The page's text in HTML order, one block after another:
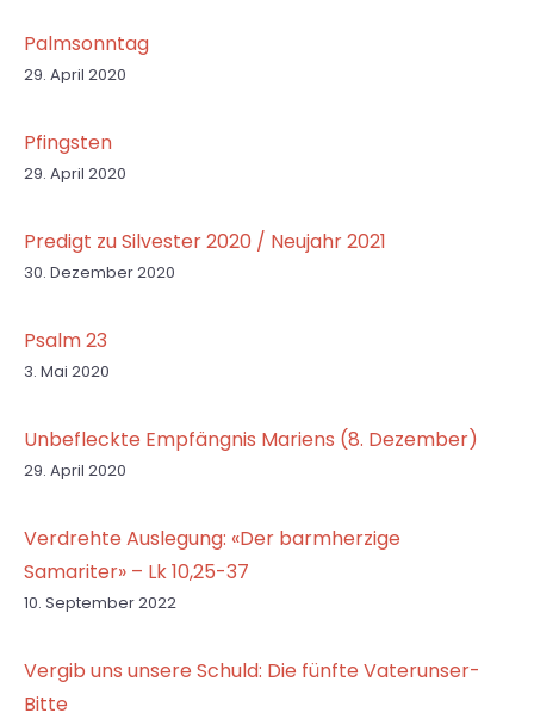
Palmsonntag
29. April 2020
Pfingsten
29. April 2020
Predigt zu Silvester 2020 / Neujahr 2021
30. Dezember 2020
Psalm 23
3. Mai 2020
Unbefleckte Empfängnis Mariens (8. Dezember)
29. April 2020
Verdrehte Auslegung: «Der barmherzige
Samariter» – Lk 10,25-37
10. September 2022
Vergib uns unsere Schuld: Die fünfte Vaterunser-
Bitte